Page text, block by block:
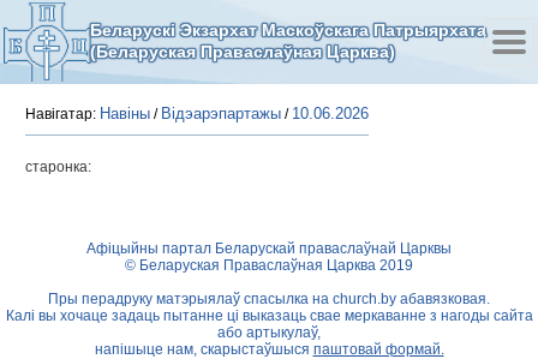
Беларускі Экзархат Маскоўскага Патрыярхата
(Беларуская Праваслаўная Царква)
Навігатар: Навіны / Відэарэпартажы / 10.06.2026
старонка:
Афіцыйны партал Беларускай праваслаўнай Царквы
© Беларуская Праваслаўная Царква 2019
Пры перадруку матэрыялаў спасылка на church.by абавязковая.
Калі вы хочаце задаць пытанне ці выказаць свае меркаванне з нагоды сайта
або артыкулаў,
напішыце нам, скарыстаўшыся паштовай формай.